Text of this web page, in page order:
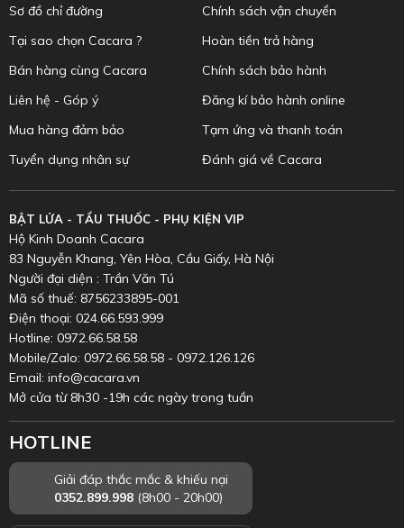
Tại sao chọn Cacara ?
Bán hàng cùng Cacara
Liên hệ - Góp ý
Mua hàng đảm bảo
Tuyển dụng nhân sự
Hoàn tiền trả hàng
Chính sách bảo hành
Đăng kí bảo hành online
Tạm ứng và thanh toán
Đánh giá về Cacara
83 Nguyễn Khang, Yên Hòa, Cầu Giấy, Hà Nội
Người đại diện : Trần Văn Tú
Mã số thuế: 8756233895-001
Điện thoại: 024.66.593.999
Hotline: 0972.66.58.58
Mobile/Zalo: 0972.66.58.58 - 0972.126.126
Email: info@cacara.vn
Mở cửa từ 8h30 -19h các ngày trong tuần
HOTLINE
Giải đáp thắc mắc & khiếu nại
0352.899.998(8h00 - 20h00)
Trung tâm bảo hành toàn quốc